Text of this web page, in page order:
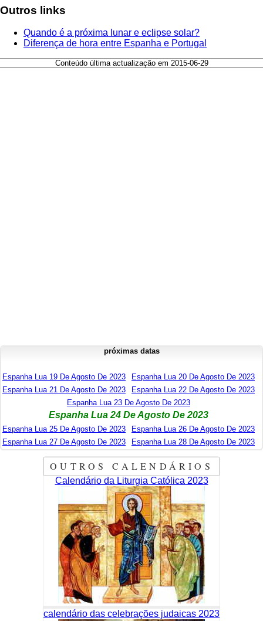
Outros links
Quando é a próxima lunar e eclipse solar?
Diferença de hora entre Espanha e Portugal
Conteúdo última actualização em 2015-06-29
próximas datas
Espanha Lua 19 De Agosto De 2023
Espanha Lua 20 De Agosto De 2023
Espanha Lua 21 De Agosto De 2023
Espanha Lua 22 De Agosto De 2023
Espanha Lua 23 De Agosto De 2023
Espanha Lua 24 De Agosto De 2023
Espanha Lua 25 De Agosto De 2023
Espanha Lua 26 De Agosto De 2023
Espanha Lua 27 De Agosto De 2023
Espanha Lua 28 De Agosto De 2023
OUTROS CALENDÁRIOS
Calendário da Liturgia Católica 2023
calendário das celebrações judaicas 2023